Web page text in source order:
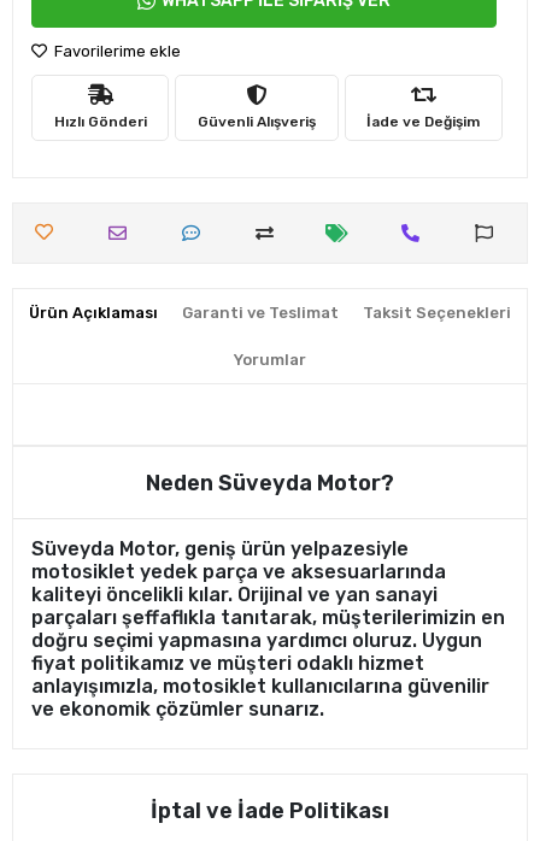
Favorilerime ekle
Hızlı Gönderi Güvenli Alışveriş İade ve Değişim
Ürün Açıklaması Garanti ve Teslimat Taksit Seçenekleri
Yorumlar
Neden Süveyda Motor?
Süveyda Motor, geniş ürün yelpazesiyle
motosiklet yedek parça ve aksesuarlarında
kaliteyi öncelikli kılar. Orijinal ve yan sanayi
parçaları şeffaflıkla tanıtarak, müşterilerimizin en
doğru seçimi yapmasına yardımcı oluruz. Uygun
fiyat politikamız ve müşteri odaklı hizmet
anlayışımızla, motosiklet kullanıcılarına güvenilir
ve ekonomik çözümler sunarız.
İptal ve İade Politikası